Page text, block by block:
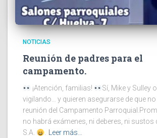
NOTICIAS
Reunión de padres para el
campamento.
¡Atención, familias!
Sí, Mike y Sulley
vigilando… y quieren asegurarse de que
reunión del Campamento
no habrá exámenes, ni deberes, ni
S.A.
. Leer más…